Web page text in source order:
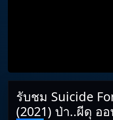
รับชม Suicide
(2021) ป่า..ผีดุ อ